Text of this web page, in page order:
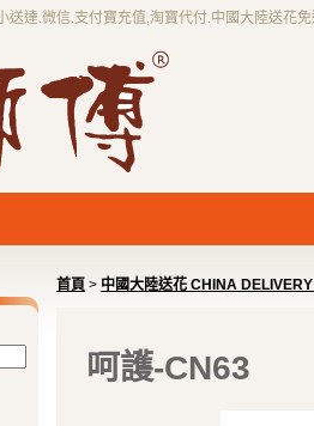
送達.微信.支付寶充值,淘寶代付.中國大陸送花
首頁 > 中國大陸送花 CHINA
呵護-CN63